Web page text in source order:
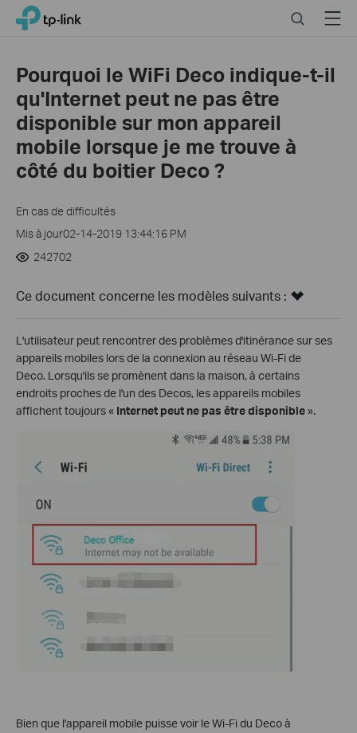
Click
navigation
TP-Link, Reliably Smart SearchMenu
Pourquoi le WiFi Deco indique-t-il
qu'Internet peut ne pas être
disponible sur mon appareil
mobile lorsque je me trouve à
côté du boitier Deco ?
En cas de difficultés
Mis à jour02-14-2019 13:44:16 PM
242702
Ce document concerne les modèles suivants :
L'utilisateur peut rencontrer des problèmes d'itinérance sur ses
appareils mobiles lors de la connexion au réseau Wi-Fi de
Deco. Lorsqu'ils se promènent dans la maison, à certains
endroits proches de l'un des Decos, les appareils mobiles
affichent toujours « Internet peut ne pas être disponible».
Bien que l'appareil mobile puisse voir le Wi-Fi du Deco à